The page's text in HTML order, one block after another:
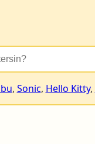
, Sonic, Hello Kitty,